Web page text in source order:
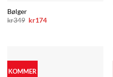
Bølger
kr349 Opprinnelig
kr174Nåværende
KOMMER